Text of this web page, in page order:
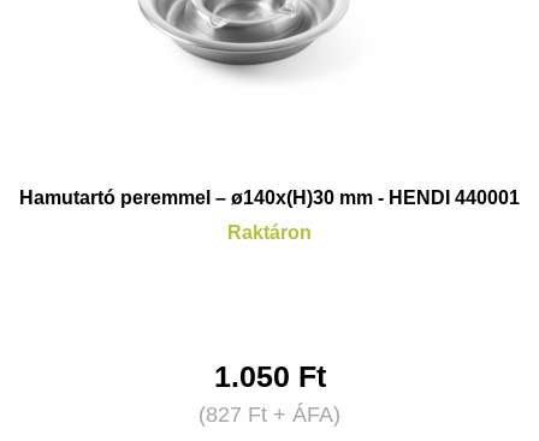
Hamutartó peremmel – ø140x(H)30 mm - HENDI 440001
Raktáron
1.050 Ft
(827 Ft + ÁFA)